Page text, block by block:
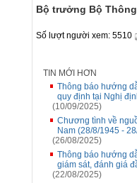
Bộ trưởng Bộ
Số lượt người xem: 5510
TIN MỚI HƠN
Thông báo hướng
quy định tại Nghị
(10/09/2025)
Chương tình về
Nam (28/8/1945 -
(26/08/2025)
Thông báo hướng
giám sát, đánh giá
(22/08/2025)